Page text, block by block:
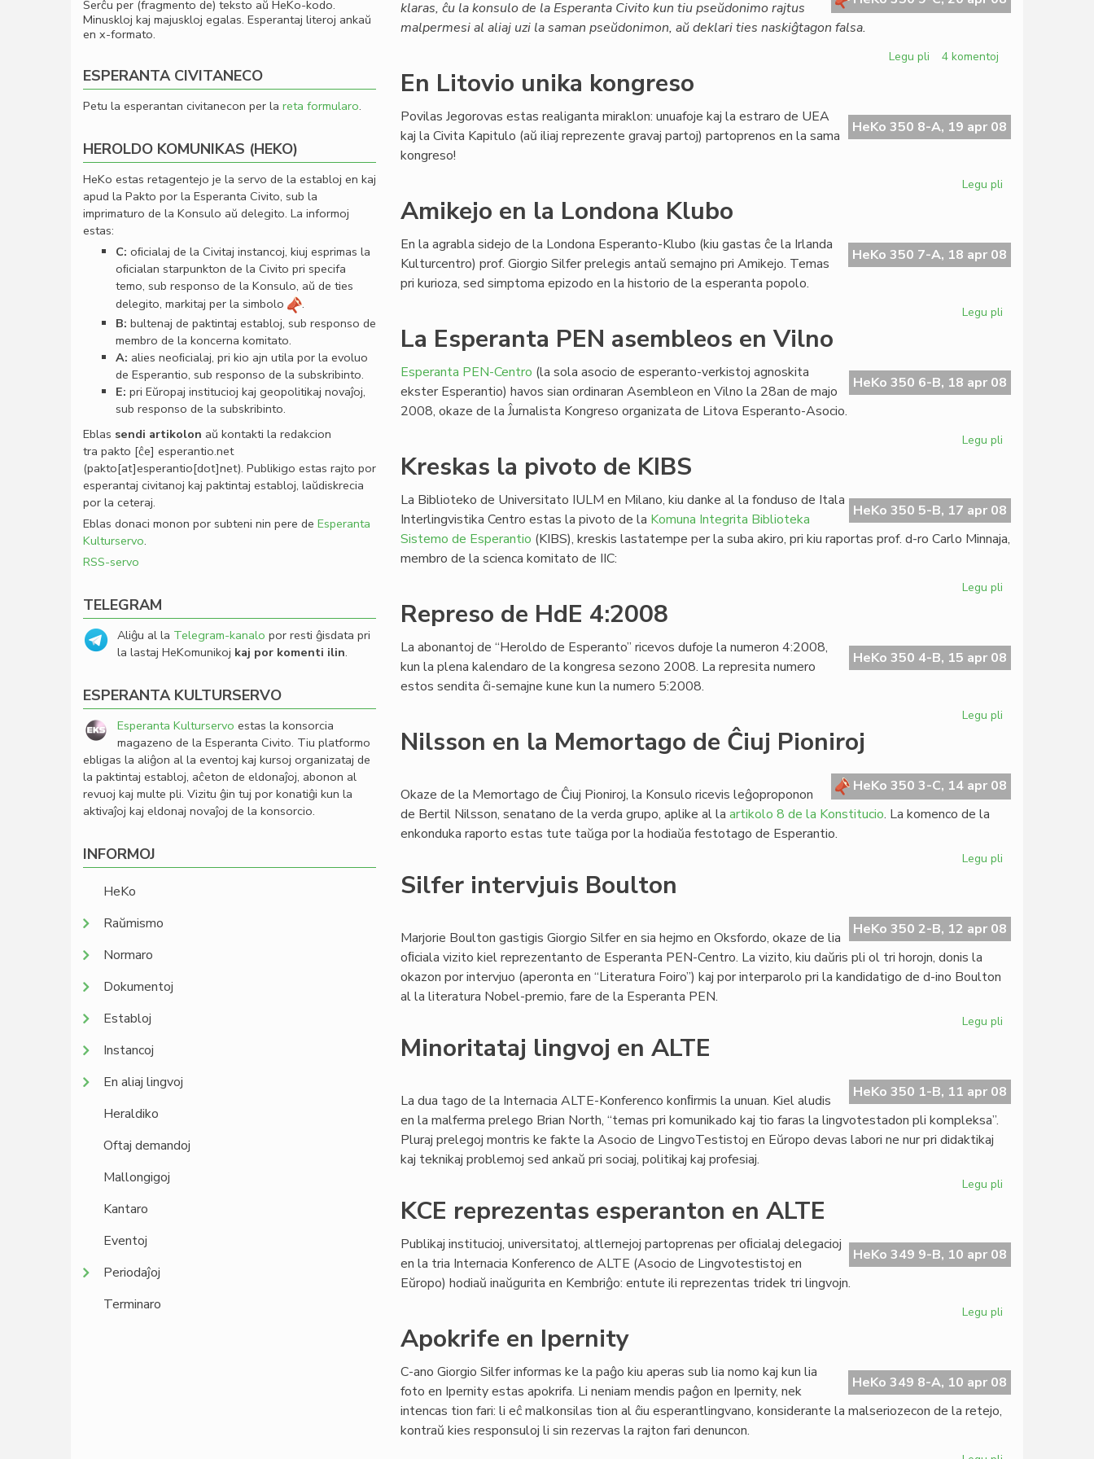
klaras, ĉu la konsulo de la Esperanta Civito kun tiu pseŭdonimo rajtus
malpermesi al aliaj uzi la saman pseŭdonimon, aŭ deklari ties naskiĝtagon falsa.
Legu pli pri
virtuala
komunumo
4 komentoj
En Litovio unika kongreso
HeKo 350 8-A, 19 apr 08
Povilas Jegorovas estas realiganta miraklon: unuafoje kaj la estraro de UEA
kaj la Civita Kapitulo (aŭ iliaj reprezente gravaj partoj) partoprenos en la sama
kongreso!
Legu pli
kongreso
Amikejo en la Londona Klubo
HeKo 350 7-A, 18 apr 08
En la agrabla sidejo de la Londona Esperanto-Klubo (kiu gastas ĉe la Irlanda
Kulturcentro) prof. Giorgio Silfer prelegis antaŭ semajno pri Amikejo. Temas
pri kurioza, sed simptoma epizodo en la historio de la esperanta popolo.
Legu pli
Londona
Klubo
La Esperanta PEN asembleos en Vilno
HeKo 350 6-B, 18 apr 08
Esperanta PEN-Centro (la sola asocio de esperanto-verkistoj agnoskita
ekster Esperantio) havos sian ordinaran Asembleon en Vilno la 28an de majo
2008, okaze de la Ĵurnalista Kongreso organizata de Litova Esperanto-Asocio.
Legu pli
asembleos
en
Vilno
Kreskas la pivoto de KIBS
HeKo 350 5-B, 17 apr 08
La Biblioteko de Universitato IULM en Milano, kiu danke al la fonduso de Itala
Interlingvistika Centro estas la pivoto de la Komuna Integrita Biblioteka
Sistemo de Esperantio (KIBS), kreskis lastatempe per la suba akiro, pri kiu raportas prof. d-ro Carlo Minnaja,
membro de la scienca komitato de IIC:
Legu pli
de
KIBS
Represo de HdE 4:2008
HeKo 350 4-B, 15 apr 08
La abonantoj de “Heroldo de Esperanto” ricevos dufoje la numeron 4:2008,
kun la plena kalendaro de la kongresa sezono 2008. La represita numero
estos sendita ĉi-semajne kune kun la numero 5:2008.
Legu pli
4:2008
Nilsson en la Memortago de Ĉiuj Pioniroj
HeKo 350 3-C, 14 apr 08
Okaze de la Memortago de Ĉiuj Pioniroj, la Konsulo ricevis leĝoproponon
de Bertil Nilsson, senatano de la verda grupo, aplike al la artikolo 8 de la Konstitucio. La komenco de la
enkonduka raporto estas tute taŭga por la hodiaŭa festotago de Esperantio.
Legu pli
Memortago
de
Silfer intervjuis Boulton
HeKo 350 2-B, 12 apr 08
Marjorie Boulton gastigis Giorgio Silfer en sia hejmo en Oksfordo, okaze de lia
oﬁciala vizito kiel reprezentanto de Esperanta PEN-Centro. La vizito, kiu daŭris pli ol tri horojn, donis la
okazon por intervjuo (aperonta en “Literatura Foiro”) kaj por interparolo pri la kandidatigo de d-ino Boulton
al la literatura Nobel-premio, fare de la Esperanta PEN.
Legu pli
Minoritataj lingvoj en ALTE
HeKo 350 1-B, 11 apr 08
La dua tago de la Internacia ALTE-Konferenco konﬁrmis la unuan. Kiel aludis
en la malferma prelego Brian North, “temas pri komunikado kaj tio faras la lingvotestadon pli kompleksa”.
Pluraj prelegoj montris ke fakte la Asocio de LingvoTestistoj en Eŭropo devas labori ne nur pri didaktikaj
kaj teknikaj problemoj sed ankaŭ pri sociaj, politikaj kaj profesiaj.
Legu pli
ALTE
KCE reprezentas esperanton en ALTE
HeKo 349 9-B, 10 apr 08
Publikaj institucioj, universitatoj, altlernejoj partoprenas per oﬁcialaj delegacioj
en la tria Internacia Konferenco de ALTE (Asocio de Lingvotestistoj en
Eŭropo) hodiaŭ inaŭgurita en Kembriĝo: entute ili reprezentas tridek tri lingvojn.
Legu pli
en
ALTE
Apokrife en Ipernity
HeKo 349 8-A, 10 apr 08
C-ano Giorgio Silfer informas ke la paĝo kiu aperas sub lia nomo kaj kun lia
foto en Ipernity estas apokrifa. Li neniam mendis paĝon en Ipernity, nek
intencas tion fari: li eĉ malkonsilas tion al ĉiu esperantlingvano, konsiderante la malseriozecon de la retejo,
kontraŭ kies responsuloj li sin rezervas la rajton fari denuncon.
Serĉu per (fragmento de) teksto aŭ HeKo-kodo.
Minuskloj kaj majuskloj egalas. Esperantaj literoj ankaŭ
en x-formato.
ESPERANTA CIVITANECO
Petu la esperantan civitanecon per la reta formularo.
HEROLDO KOMUNIKAS (HEKO)
HeKo estas retagentejo je la servo de la establoj en kaj
apud la Pakto por la Esperanta Civito, sub la
imprimaturo de la Konsulo aŭ delegito. La informoj
estas:
C: oﬁcialaj de la Civitaj instancoj, kiuj esprimas la
oﬁcialan starpunkton de la Civito pri specifa
temo, sub responso de la Konsulo, aŭ de ties
delegito, markitaj per la simbolo
.
B: bultenaj de paktintaj establoj, sub responso de
membro de la koncerna komitato.
A: alies neoﬁcialaj, pri kio ajn utila por la evoluo
de Esperantio, sub responso de la subskribinto.
E: pri Eŭropaj institucioj kaj geopolitikaj novaĵoj,
sub responso de la subskribinto.
Eblas sendi artikolon aŭ kontakti la redakcion
tra pakto [ĉe] esperantio.net
(pakto[at]esperantio[dot]net). Publikigo estas rajto por
esperantaj civitanoj kaj paktintaj establoj, laŭdiskrecia
por la ceteraj.
Eblas donaci monon por subteni nin pere de Esperanta
Kulturservo.
RSS-servo
TELEGRAM
Aliĝu al la Telegram-kanalo por resti ĝisdata pri
la lastaj HeKomunikoj kaj por komenti ilin.
ESPERANTA KULTURSERVO
Esperanta Kulturservo estas la konsorcia
magazeno de la Esperanta Civito. Tiu platformo
ebligas la aliĝon al la eventoj kaj kursoj organizataj de
la paktintaj establoj, aĉeton de eldonaĵoj, abonon al
revuoj kaj multe pli. Vizitu ĝin tuj por konatiĝi kun la
aktivaĵoj kaj eldonaj novaĵoj de la konsorcio.
INFORMOJ
HeKo
Raŭmismo
Normaro
Dokumentoj
Establoj
Instancoj
En aliaj lingvoj
Heraldiko
Oftaj demandoj
Mallongigoj
Kantaro
Eventoj
Periodaĵoj
Terminaro